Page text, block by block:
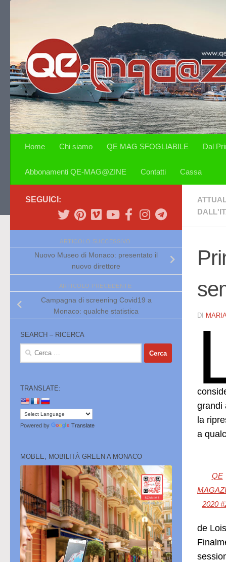
Home Chi siamo QE MAG SFOGLIABILE Dal
Abbonamenti QE-MAG@ZINE Contatti Cassa
DI
grandi
la
a
QE
2020
de
SEGUICI:
ARTICOLO SUCCESSIVO
Nuovo Museo di Monaco: presentato il
nuovo direttore
ARTICOLO PRECEDENTE
Campagna di screening Covid19 a
Monaco: qualche statistica
SEARCH – RICERCA
Ricerca
TRANSLATE:
Powered by Translate
MOBEE, MOBILITÀ GREEN A MONACO